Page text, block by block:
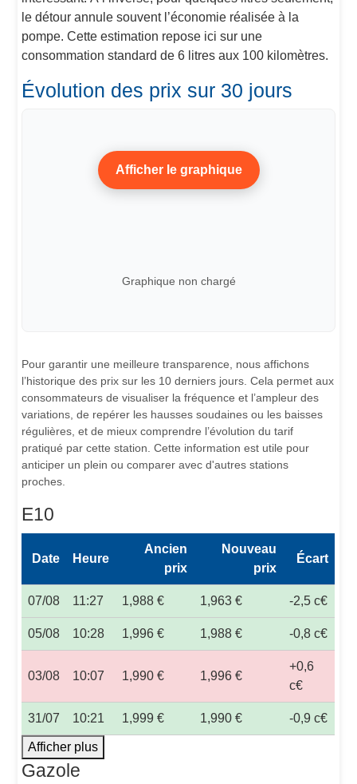
le détour annule souvent l’économie réalisée à la
pompe. Cette estimation repose ici sur une
consommation standard de 6 litres aux 100 kilomètres.
Évolution des prix sur 30 jours
Afficher le graphique
Graphique non chargé
Pour garantir une meilleure transparence, nous affichons
l’historique des prix sur les 10 derniers jours. Cela permet aux
consommateurs de visualiser la fréquence et l’ampleur des
variations, de repérer les hausses soudaines ou les baisses
régulières, et de mieux comprendre l’évolution du tarif
pratiqué par cette station. Cette information est utile pour
anticiper un plein ou comparer avec d'autres stations
proches.
E10
Date Heure
Ancien
prix
Nouveau
prix
Écart
07/08 11:27 1,988 € 1,963 € -2,5 c€
05/08 10:28 1,996 € 1,988 € -0,8 c€
03/08 10:07 1,990 € 1,996 €
+0,6
c€
31/07 10:21 1,999 € 1,990 € -0,9 c€
Afficher plus
Gazole